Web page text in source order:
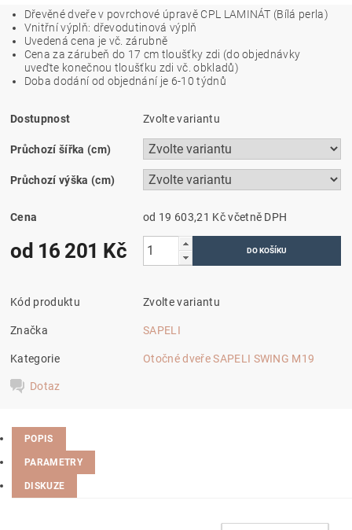
Dřevěné dveře v povrchové úpravě CPL LAMINÁT (Bílá perla)
Vnitřní výplň: dřevodutinová výplň
Uvedená cena je vč. zárubně
Cena za zárubeň do 17 cm tloušťky zdi (do objednávky
uveďte konečnou tloušťku zdi vč. obkladů)
Doba dodání od objednání je 6-10 týdnů
Dostupnost Zvolte variantu
Průchozí šířka (cm)
Průchozí výška (cm)
Cena od 19 603,21 Kčvčetně DPH
od 16 201 Kč
Kód produktu Zvolte variantu
Značka SAPELI
Kategorie Otočné dveře SAPELI SWING M19
Dotaz
POPIS
PARAMETRY
DISKUZE